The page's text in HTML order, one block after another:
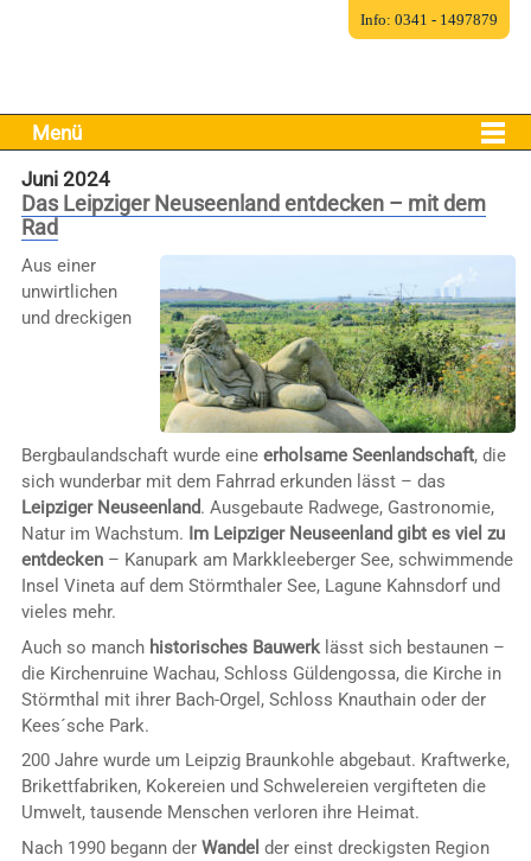
Menü
Juni 2024
Das Leipziger Neuseenland entdecken – mit dem
Rad
Aus einer
unwirtlichen
und dreckigen
Bergbaulandschaft wurde eine erholsame Seenlandschaft, die
sich wunderbar mit dem Fahrrad erkunden lässt – das
Leipziger Neuseenland. Ausgebaute Radwege, Gastronomie,
Natur im Wachstum. Im Leipziger Neuseenland gibt es viel zu
entdecken– Kanupark am Markkleeberger See, schwimmende
Insel Vineta auf dem Störmthaler See, Lagune Kahnsdorf und
vieles mehr.
Auch so manch historisches Bauwerklässt sich bestaunen –
die Kirchenruine Wachau, Schloss Güldengossa, die Kirche in
Störmthal mit ihrer Bach-Orgel, Schloss Knauthain oder der
Kees´sche Park.
200 Jahre wurde um Leipzig Braunkohle abgebaut. Kraftwerke,
Brikettfabriken, Kokereien und Schwelereien vergifteten die
Umwelt, tausende Menschen verloren ihre Heimat.
Nach 1990 begann der Wandel der einst dreckigsten Region
Info: 0341 - 1497879